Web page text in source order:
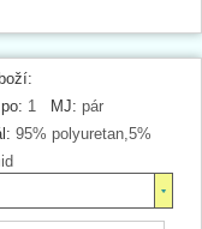
1 MJ: pár
95% polyuretan,5%